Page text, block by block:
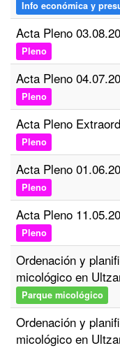
Info económica y
Acta Pleno
Pleno
Acta Pleno
Pleno
Acta Pleno
Pleno
Acta Pleno
Pleno
Acta Pleno
Pleno
Ordenación y
micológico en
Parque micológico
Ordenación y
micológico en